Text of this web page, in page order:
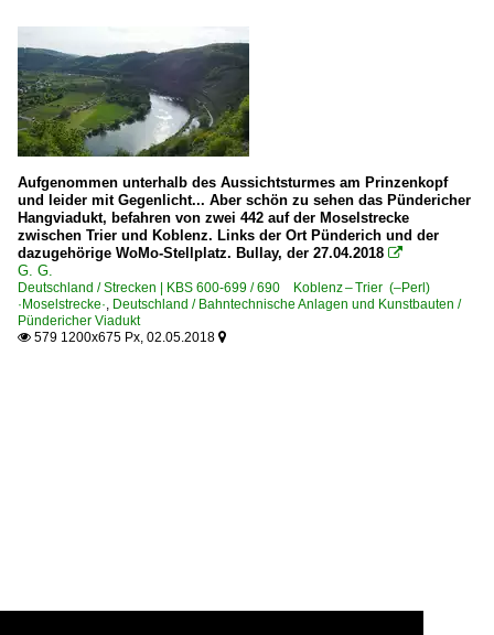
Aufgenommen unterhalb des Aussichtsturmes am Prinzenkopf
und leider mit Gegenlicht... Aber schön zu sehen das Pündericher
Hangviadukt, befahren von zwei 442 auf der Moselstrecke
zwischen Trier und Koblenz. Links der Ort Pünderich und der
dazugehörige WoMo-Stellplatz. Bullay, der 27.04.2018 
G. G.
Deutschland / Strecken | KBS 600-699 / 690 Koblenz – Trier (–Perl)
·Moselstrecke·, Deutschland / Bahntechnische Anlagen und Kunstbauten /
Pündericher Viadukt
 579 1200x675 Px, 02.05.2018 